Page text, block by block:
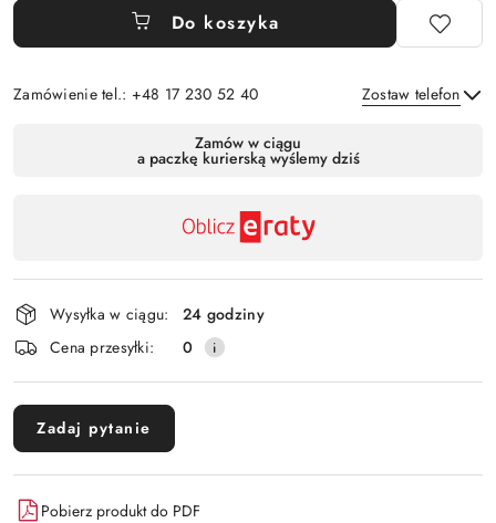
Do koszyka
Zamówienie tel.: +48 17 230 52 40 Zostaw telefon
Zamów w ciągu
a paczkę kurierską wyślemy dziś
Wysyłka w ciągu:
24 godziny
Cena przesyłki:
0
Zadaj pytanie
Pobierz produkt do PDF